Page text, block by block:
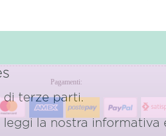
Pagamenti:
di terze parti.
leggi la nostrainformativa